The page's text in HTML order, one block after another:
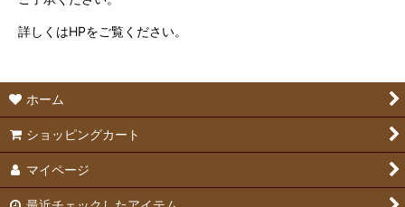
詳しくはHPをご覧ください。
ホーム
ショッピングカート
マイページ